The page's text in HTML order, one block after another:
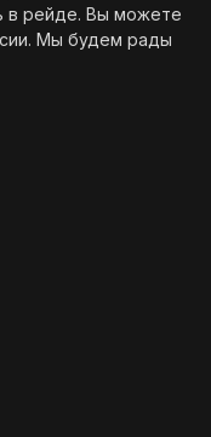
в рейде. Вы можете
. Мы будем рады